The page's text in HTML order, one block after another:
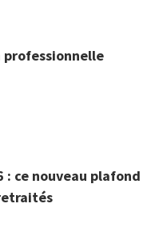
: ce nouveau plafond